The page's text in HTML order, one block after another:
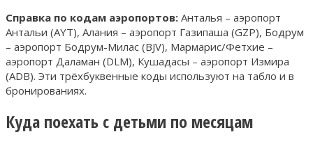
Справка по кодам аэропортов: Анталья – аэропорт
Антальи (AYT), Алания – аэропорт Газипаша (GZP), Бодрум
– аэропорт Бодрум-Милас (BJV), Мармарис/Фетхие –
аэропорт Даламан (DLM), Кушадасы – аэропорт Измира
(ADB). Эти трёхбуквенные коды используют на табло и в
бронированиях.
Куда поехать с детьми по месяцам